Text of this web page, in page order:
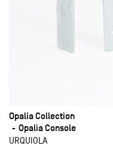
Opalia Collection
Opalia Console
URQUIOLA